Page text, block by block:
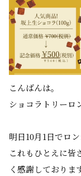
こんばんは。
ショコラトリーロ
明日10月1日でロ
これもひとえに皆
く感謝しております